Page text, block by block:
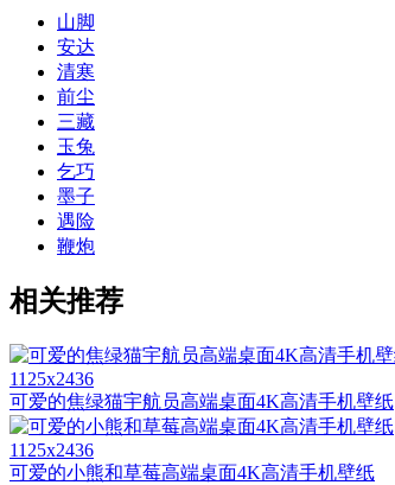
山脚
安达
清寒
前尘
三藏
玉兔
乞巧
墨子
遇险
鞭炮
相关推荐
1125x2436
可爱的焦绿猫宇航员高端桌面4K高清手机壁纸
1125x2436
可爱的小熊和草莓高端桌面4K高清手机壁纸